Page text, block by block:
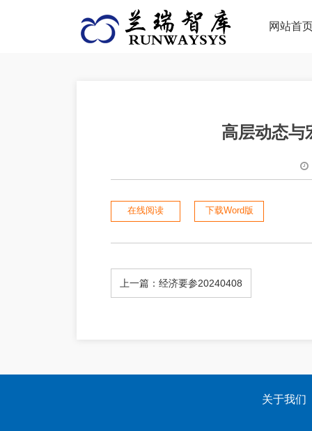
网站首
高层动态与
在线阅读 下载Word版
上一篇：经济要参20240408
关于我们